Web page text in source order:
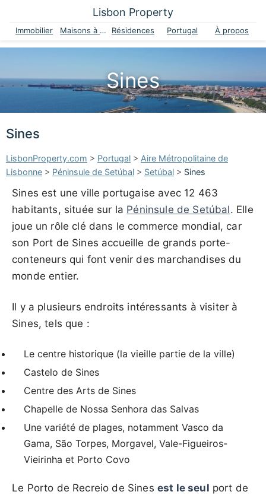
Lisbon Property
Immobilier Maisons à vendre Résidences Portugal À propos
Sines
Sines
LisbonProperty.com > Portugal > Aire Métropolitaine de
Lisbonne > Péninsule de Setúbal > Setúbal > Sines
Sines est une ville portugaise avec 12 463
habitants, située sur la Péninsule de Setúbal. Elle
joue un rôle clé dans le commerce mondial, car
son Port de Sines accueille de grands porte-
conteneurs qui font venir des marchandises du
monde entier.
Il y a plusieurs endroits intéressants à visiter à
Sines, tels que :
Le centre historique (la vieille partie de la ville)
Castelo de Sines
Centre des Arts de Sines
Chapelle de Nossa Senhora das Salvas
Une variété de plages, notamment Vasco da
Gama, São Torpes, Morgavel, Vale-Figueiros-
Vieirinha et Porto Covo
Le Porto de Recreio de Sines est le seul port de